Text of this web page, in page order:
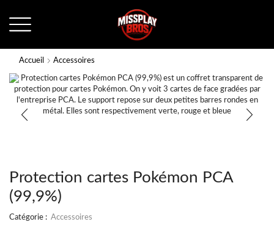
Accueil Accessoires
Protection cartes Pokémon PCA
(99,9%)
Catégorie : Accessoires